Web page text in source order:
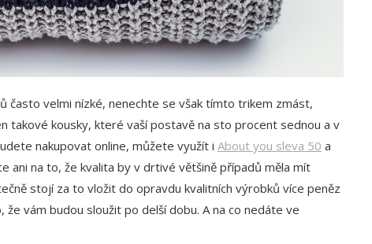
často velmi nízké, nenechte se však tímto trikem zmást,
takové kousky, které vaší postavě na sto procent sednou a v
nakupovat online, můžete využít i About you sleva 50 a
ani na to, že kvalita by v drtivé většině případů měla mít
stojí za to vložit do opravdu kvalitních výrobků více peněz
vám budou sloužit po delší dobu. A na co nedáte ve